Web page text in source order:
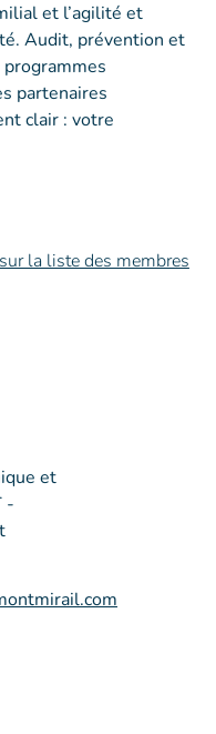
et
-
et l’agilité et
Audit, prévention et
partenaires
clair : votre
la liste des membres